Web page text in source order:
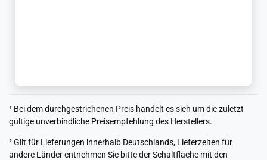
¹ Bei dem durchgestrichenen Preis handelt es sich um die zuletzt
gültige unverbindliche Preisempfehlung des Herstellers.
² Gilt für Lieferungen innerhalb Deutschlands, Lieferzeiten für
andere Länder entnehmen Sie bitte der Schaltfläche mit den